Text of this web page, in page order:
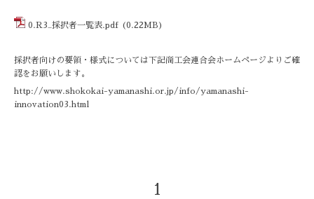
0.R3_採択者一覧表.pdf (0.22MB)
採択者向けの要領・様式については下記商工会連合会ホームページよりご確
認をお願いします。
http://www.shokokai-yamanashi.or.jp/info/yamanashi-
innovation03.html
1